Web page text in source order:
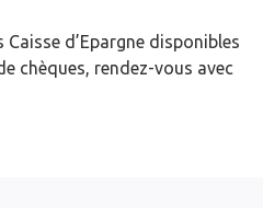
d’Epargne disponibles
chèques, rendez-vous avec